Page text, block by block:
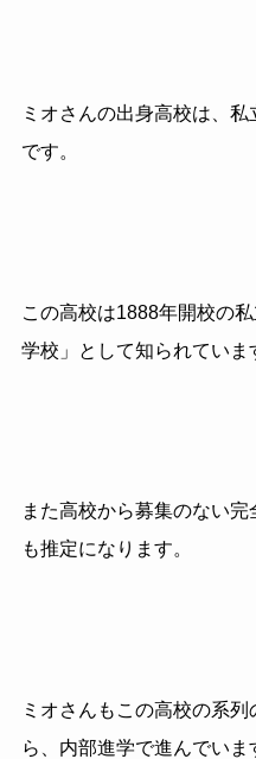
ミオさんの出身高校は、
です。
この高校は1888年開校の
学校」として知られていま
また高校から募集のない
も推定になります。
ミオさんもこの高校の系
ら、内部進学で進んでいま